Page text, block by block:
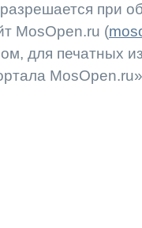
при
MosOpen.ru (
для печатных